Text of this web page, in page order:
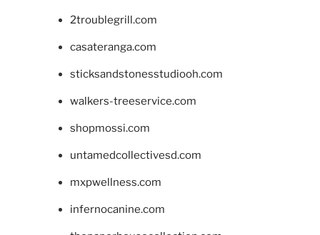
2troublegrill.com
casateranga.com
sticksandstonesstudiooh.com
walkers-treeservice.com
shopmossi.com
untamedcollectivesd.com
mxpwellness.com
infernocanine.com